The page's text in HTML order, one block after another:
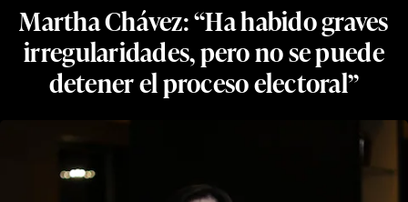
Martha Chávez: “Ha habido graves
irregularidades, pero no se puede
detener el proceso electoral”